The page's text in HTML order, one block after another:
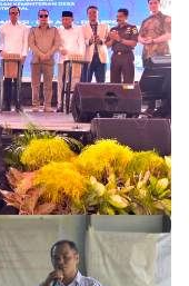
Percepatan